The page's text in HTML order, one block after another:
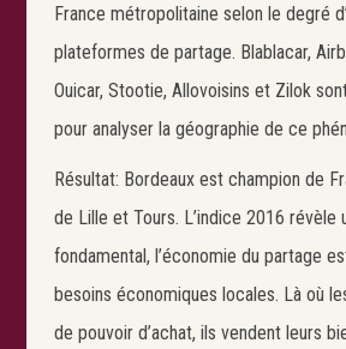
France métropolitaine selon le degré
plateformes de partage. Blablacar,
Ouicar, Stootie, Allovoisins et Zilok
pour analyser la géographie de ce
Résultat: Bordeaux est champion de
de Lille et Tours. L’indice 2016 révèle
fondamental, l’économie du partage
besoins économiques locales. Là où
de pouvoir d’achat, ils vendent leurs